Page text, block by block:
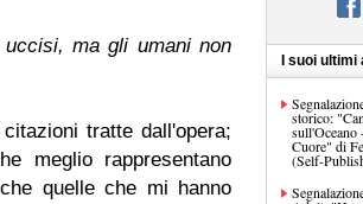
uccisi, ma gli umani non
tratte dall'opera;
meglio rappresentano
quelle che mi hanno
I suoi
storico:
sull'Oceano
Cuore" di
(Self-